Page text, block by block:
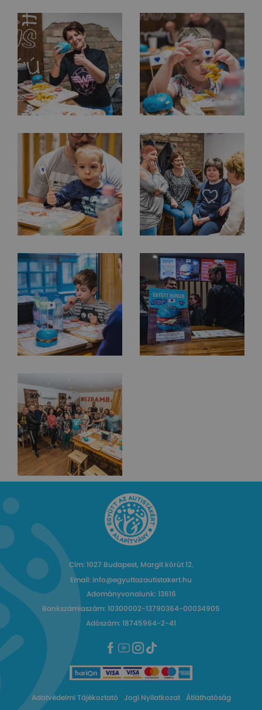
Cím: 1027 Budapest, Margit körút 12.
Email: info@egyuttazautistakert.hu
Adományvonalunk: 13616
Bankszámlaszám: 10300002-13790364-00034905
Adószám: 18745964-2-41
Adatvédelmi Tájékoztató Jogi Nyilatkozat Átláthatóság